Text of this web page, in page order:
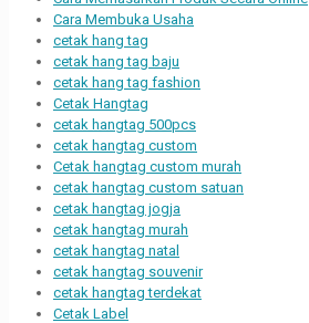
Cara Membuka Usaha
cetak hang tag
cetak hang tag baju
cetak hang tag fashion
Cetak Hangtag
cetak hangtag 500pcs
cetak hangtag custom
Cetak hangtag custom murah
cetak hangtag custom satuan
cetak hangtag jogja
cetak hangtag murah
cetak hangtag natal
cetak hangtag souvenir
cetak hangtag terdekat
Cetak Label